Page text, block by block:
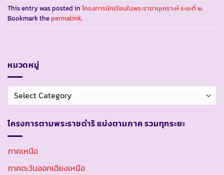
This entry was posted in โครงการนักเรียนในพระราชานุเคราะห์ ระยะที่ ๒.
Bookmark thepermalink.
หมวดหมู่
หมวด
หมู่
โครงการตามพระราชดำริ แบ่งตามภาค รวมทุกระยะ
ภาคเหนือ
ภาคตะวันออกเฉียงเหนือ